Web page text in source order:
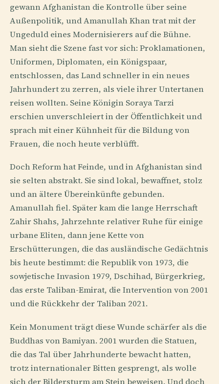
gewann Afghanistan die Kontrolle über seine
Außenpolitik, und Amanullah Khan trat mit der
Ungeduld eines Modernisierers auf die Bühne.
Man sieht die Szene fast vor sich: Proklamationen,
Uniformen, Diplomaten, ein Königspaar,
entschlossen, das Land schneller in ein neues
Jahrhundert zu zerren, als viele ihrer Untertanen
reisen wollten. Seine Königin Soraya Tarzi
erschien unverschleiert in der Öffentlichkeit und
sprach mit einer Kühnheit für die Bildung von
Frauen, die noch heute verblüfft.
Doch Reform hat Feinde, und in Afghanistan sind
sie selten abstrakt. Sie sind lokal, bewaffnet, stolz
und an ältere Übereinkünfte gebunden.
Amanullah fiel. Später kam die lange Herrschaft
Zahir Shahs, Jahrzehnte relativer Ruhe für einige
urbane Eliten, dann jene Kette von
Erschütterungen, die das ausländische Gedächtnis
bis heute bestimmt: die Republik von 1973, die
sowjetische Invasion 1979, Dschihad, Bürgerkrieg,
das erste Taliban-Emirat, die Intervention von 2001
und die Rückkehr der Taliban 2021.
Kein Monument trägt diese Wunde schärfer als die
Buddhas von Bamiyan. 2001 wurden die Statuen,
die das Tal über Jahrhunderte bewacht hatten,
trotz internationaler Bitten gesprengt, als wolle
sich der Bildersturm am Stein beweisen. Und doch